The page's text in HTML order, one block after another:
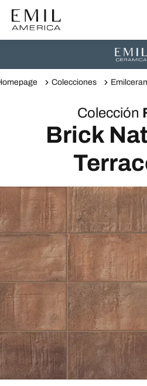
Colecciones
Colección
Brick